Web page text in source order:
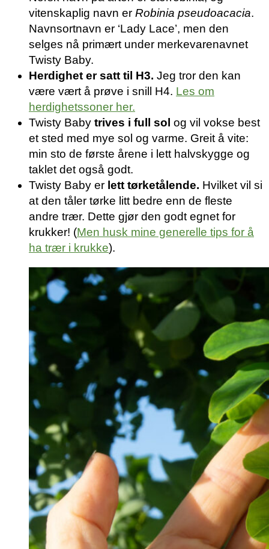
vitenskaplig navn er Robinia pseudoacacia.
Navnsortnavn er ‘Lady Lace’, men den
selges nå primært under merkevarenavnet
Twisty Baby.
Herdighet er satt til H3. Jeg tror den kan
være vært å prøve i snill H4. Les om
herdighetssoner her.
Twisty Baby trives i full sol og vil vokse best
et sted med mye sol og varme. Greit å vite:
min sto de første årene i lett halvskygge og
taklet det også godt.
Twisty Baby er lett tørketålende. Hvilket vil si
at den tåler tørke litt bedre enn de fleste
andre trær. Dette gjør den godt egnet for
krukker! (Men husk mine generelle tips for å
ha trær i krukke).